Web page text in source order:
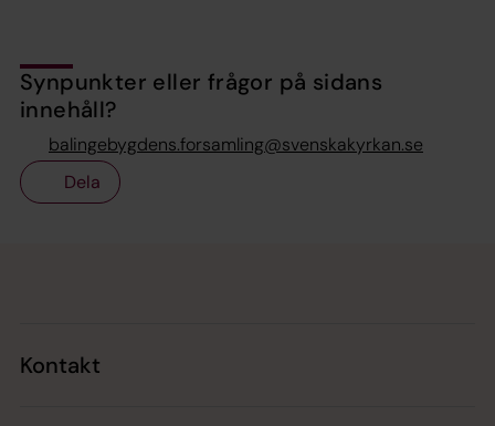
Synpunkter eller frågor på sidans
innehåll?
balingebygdens.forsamling@svenskakyrkan.se
Dela
Kontakt